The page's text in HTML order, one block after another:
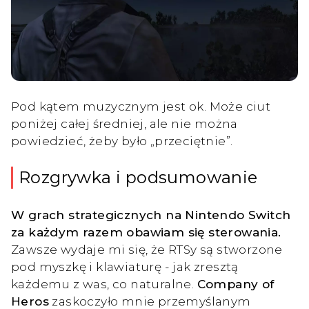
Pod kątem muzycznym jest ok. Może ciut
poniżej całej średniej, ale nie można
powiedzieć, żeby było „przeciętnie”.
Rozgrywka i podsumowanie
W grach strategicznych na Nintendo Switch
za każdym razem obawiam się sterowania.
Zawsze wydaje mi się, że RTSy są stworzone
pod myszkę i klawiaturę - jak zresztą
każdemu z was, co naturalne. Company of
Heros zaskoczyło mnie przemyślanym